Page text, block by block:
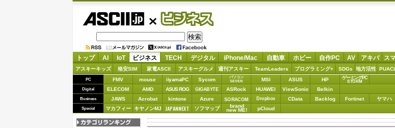
ビジネス
トップ AI IoT ビジネス TECH デジタル iPhone/Mac 自動車 ホビー 自作PC AV アキバ ス
アスキーキッズ 格安SIM 家電ASCII アスキーグルメ 週刊アスキー TeamLeaders プログラミング+ SDGs 地方活性
PC FMV mouse iiyamaPC Sycom
パソコン
SEVEN
MSI ASUS HP ゲーミングPC
STORM
Digital ELECOM AMD ASUS ROG GIGABYTE ASRock HUAWEI ViewSonic Belkin
Business JAWS Acrobat kintone Azure SORACOM Dropbox CData Backlog Fortinet ヤマハ
Special マカフィー キヤノンMJ JAPANNEXT ソフマップ brand
new ME! pCloud